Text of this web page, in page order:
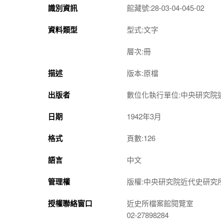
識別資訊 館藏號:28-03-04-045-02
資料類型 型式:文字
層次:冊
描述 版本:原檔
出版者 數位化執行單位:中央研究院
日期 1942年3月
格式 頁數:126
語言 中文
管理權 版權:中央研究院近代史研究
授權聯絡窗口
近史所檔案館閱覽室
02-27898284